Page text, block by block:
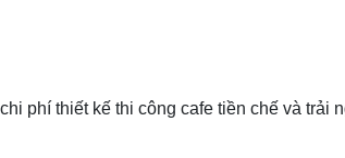
phí thiết kế thi công cafe tiền chế và trải